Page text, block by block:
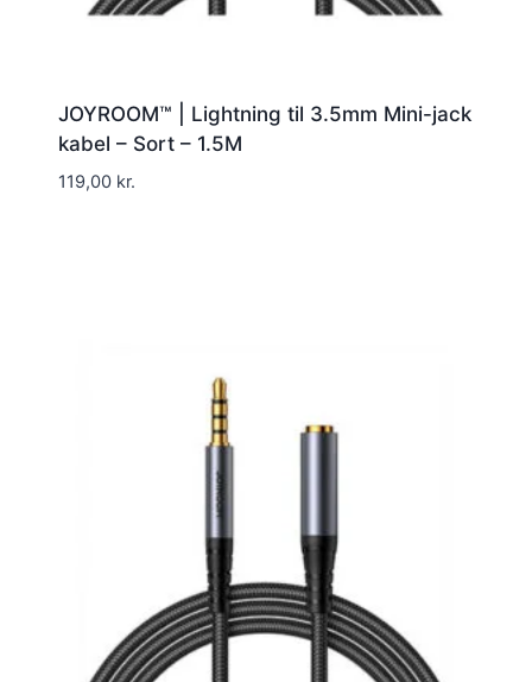
JOYROOM™ | Lightning til 3.5mm Mini-jack
kabel – Sort – 1.5M
119,00 kr.